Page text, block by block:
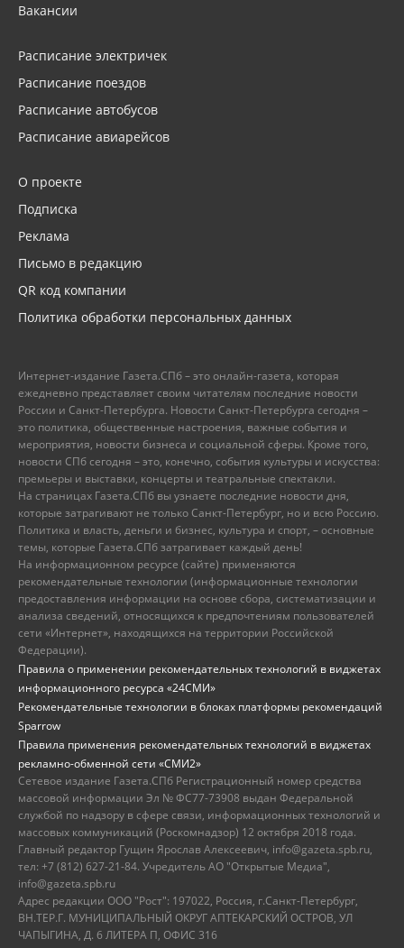
Вакансии
Расписание электричек
Расписание поездов
Расписание автобусов
Расписание авиарейсов
О проекте
Подписка
Реклама
Письмо в редакцию
QR код компании
Политика обработки персональных данных
Интернет-издание Газета.СПб – это онлайн-газета, которая
ежедневно представляет своим читателям последние новости
России и Санкт-Петербурга. Новости Санкт-Петербурга сегодня –
это политика, общественные настроения, важные события и
мероприятия, новости бизнеса и социальной сферы. Кроме того,
новости СПб сегодня – это, конечно, события культуры и искусства:
премьеры и выставки, концерты и театральные спектакли.
На страницах Газета.СПб вы узнаете последние новости дня,
которые затрагивают не только Санкт-Петербург, но и всю Россию.
Политика и власть, деньги и бизнес, культура и спорт, – основные
темы, которые Газета.СПб затрагивает каждый день!
На информационном ресурсе (сайте) применяются
рекомендательные технологии (информационные технологии
предоставления информации на основе сбора, систематизации и
анализа сведений, относящихся к предпочтениям пользователей
сети «Интернет», находящихся на территории Российской
Федерации).
Правила о применении рекомендательных технологий в виджетах
информационного ресурса «24СМИ»
Рекомендательные технологии в блоках платформы рекомендаций
Sparrow
Правила применения рекомендательных технологий в виджетах
рекламно-обменной сети «СМИ2»
Сетевое издание Газета.СПб Регистрационный номер средства
массовой информации Эл № ФС77-73908 выдан Федеральной
службой по надзору в сфере связи, информационных технологий и
массовых коммуникаций (Роскомнадзор) 12 октября 2018 года.
Главный редактор Гущин Ярослав Алексеевич, info@gazeta.spb.ru,
тел: +7 (812) 627-21-84. Учредитель АО "Открытые Медиа",
info@gazeta.spb.ru
Адрес редакции ООО "Рост": 197022, Россия, г.Санкт-Петербург,
ВН.ТЕР.Г. МУНИЦИПАЛЬНЫЙ ОКРУГ АПТЕКАРСКИЙ ОСТРОВ, УЛ
ЧАПЫГИНА, Д. 6 ЛИТЕРА П, ОФИС 316